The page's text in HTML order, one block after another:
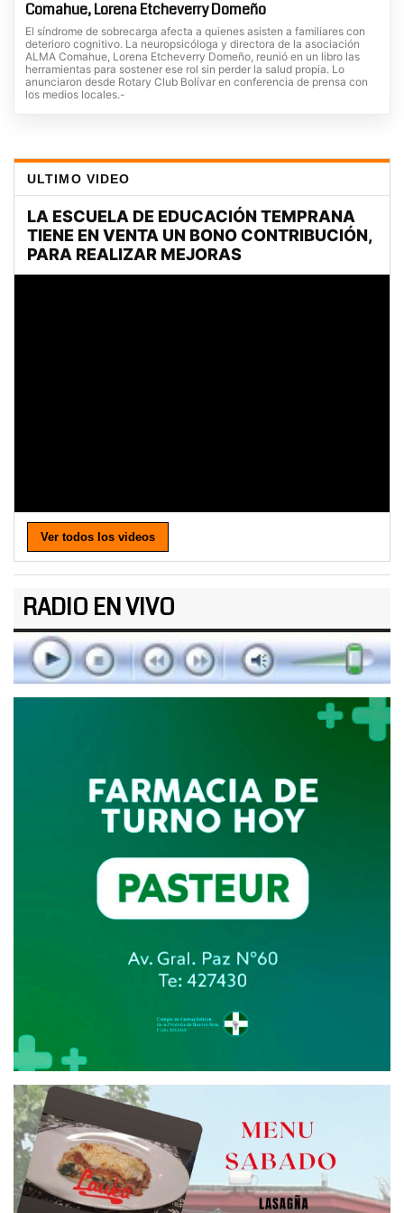
Comahue, Lorena Etcheverry Domeño
El síndrome de sobrecarga afecta a quienes asisten a familiares con
deterioro cognitivo. La neuropsicóloga y directora de la asociación
ALMA Comahue, Lorena Etcheverry Domeño, reunió en un libro las
herramientas para sostener ese rol sin perder la salud propia. Lo
anunciaron desde Rotary Club Bolívar en conferencia de prensa con
los medios locales.-
ULTIMO VIDEO
Ver todos los videos
RADIO EN VIVO